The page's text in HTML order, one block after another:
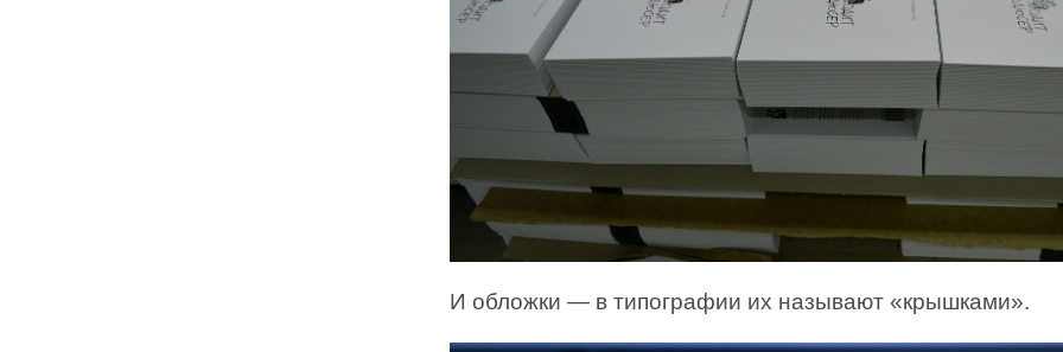
И обложки — в типографии их называют «крышками».